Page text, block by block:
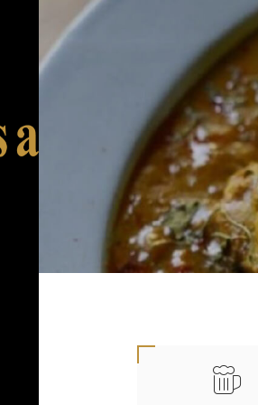
る商業施設
桜通が交差する一角にある 緑豊か